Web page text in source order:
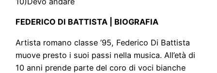
FEDERICO DI BATTISTA | BIOGRAFIA
Artista romano classe ’95, Federico Di Battista
muove presto i suoi passi nella musica. All’età di
10 anni prende parte del coro di voci bianche